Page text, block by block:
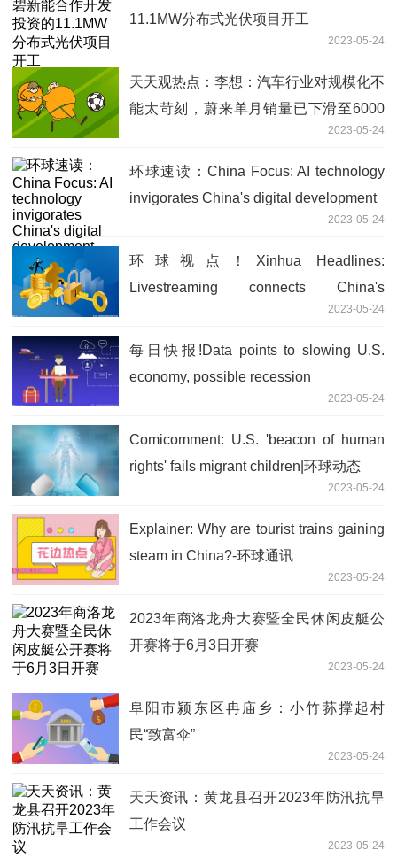
11.1MW分布式光伏项目开工
2023-05-24
天天观热点：李想：汽车行业对规模化不
能太苛刻，蔚来单月销量已下滑至6000
2023-05-24
环球速读：China Focus: AI technology
invigorates China's digital development
2023-05-24
环球视点！Xinhua Headlines:
Livestreaming connects China's
2023-05-24
每日快报!Data points to slowing U.S.
economy, possible recession
2023-05-24
Comicomment: U.S. 'beacon of human
rights' fails migrant children|环球动态
2023-05-24
Explainer: Why are tourist trains gaining
steam in China?-环球通讯
2023-05-24
2023年商洛龙舟大赛暨全民休闲皮艇公
开赛将于6月3日开赛
2023-05-24
阜阳市颍东区冉庙乡：小竹荪撑起村
民“致富伞”
2023-05-24
天天资讯：黄龙县召开2023年防汛抗旱
工作会议
2023-05-24